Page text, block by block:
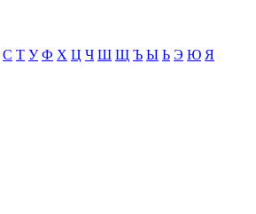
С Т У Ф Х Ц Ч Ш Щ Ъ Ы Ь Э Ю Я